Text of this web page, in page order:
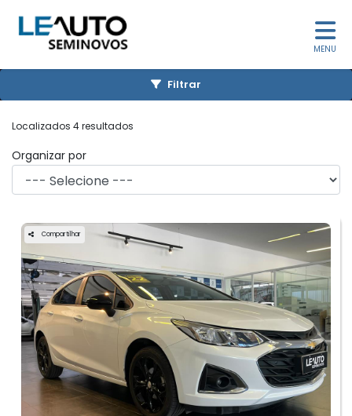
MENU
Localizados 4 resultados
Filtrar
Organizar por
Compartilhar